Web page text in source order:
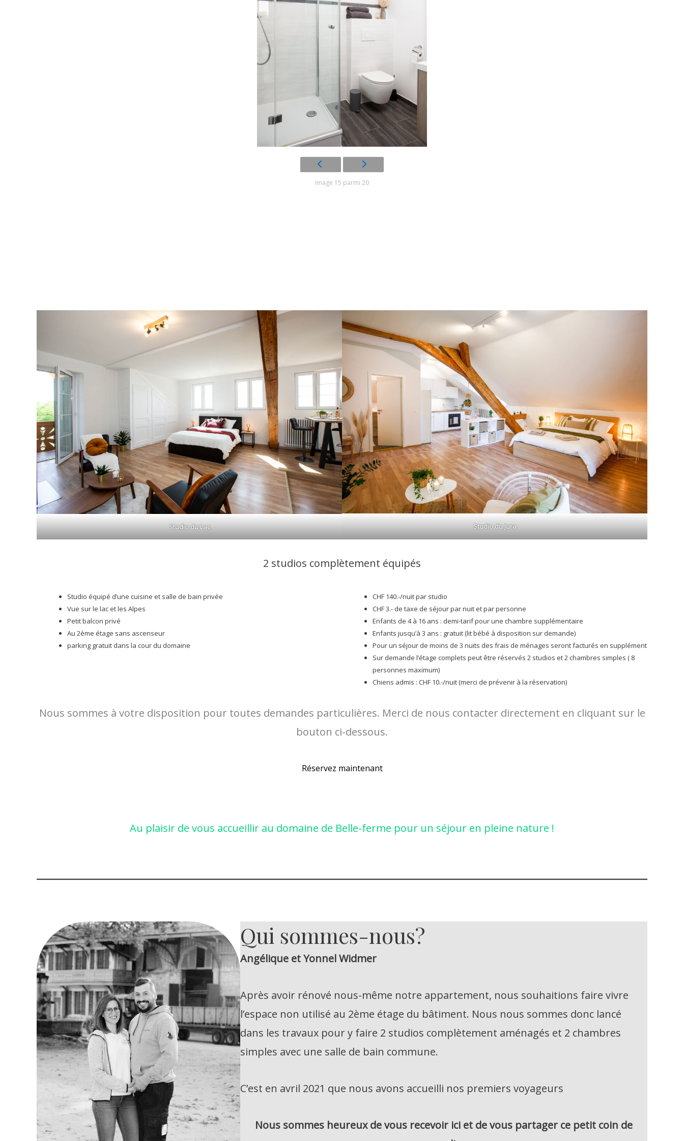
Image 15 parmi 20
Studio du Lac Studio du Jura
2 studios complètement équipés
Studio équipé d’une cuisine et salle de bain privée
Vue sur le lac et les Alpes
Petit balcon privé
Au 2ème étage sans ascenseur
parking gratuit dans la cour du domaine
CHF 140.-/nuit par studio
CHF 3.- de taxe de séjour par nuit et par personne
Enfants de 4 à 16 ans : demi-tarif pour une chambre supplémentaire
Enfants jusqu’à 3 ans : gratuit (lit bébé à disposition sur demande)
Pour un séjour de moins de 3 nuits des frais de ménages seront facturés en supplément
Sur demande l’étage complets peut être réservés 2 studios et 2 chambres simples ( 8
personnes maximum)
Chiens admis : CHF 10.-/nuit (merci de prévenir à la réservation)
Nous sommes à votre disposition pour toutes demandes particulières. Merci de nous contacter directement en cliquant sur le
bouton ci-dessous.
Réservez maintenant
Au plaisir de vous accueillir au domaine de Belle-ferme pour un séjour en pleine nature !
Qui sommes-nous?
Angélique et Yonnel Widmer
Après avoir rénové nous-même notre appartement, nous souhaitions faire vivre
l’espace non utilisé au 2ème étage du bâtiment. Nous nous sommes donc lancé
dans les travaux pour y faire 2 studios complètement aménagés et 2 chambres
simples avec une salle de bain commune.
C’est en avril 2021 que nous avons accueilli nos premiers voyageurs
Nous sommes heureux de vous recevoir ici et de vous partager ce petit coin de